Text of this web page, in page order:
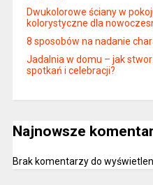
Dwukolorowe ściany w
kolorystyczne dla
8 sposobów na nadanie
Jadalnia w domu – jak
spotkań i celebracji?
Najnowsze
Brak komentarzy do